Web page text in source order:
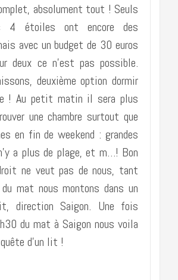
absolument tout ! Seuls
4 étoiles ont encore des
avec un budget de 30 euros
deux ce n’est pas possible.
deuxième option dormir
! Au petit matin il sera plus
une chambre surtout que
en fin de weekend : grandes
a plus de plage, et m…! Bon
ne veut pas de nous, tant
mat nous montons dans un
direction Saigon. Une fois
du mat à Saigon nous voila
d’un lit !